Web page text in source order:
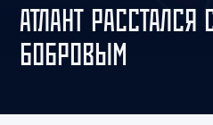
АТЛАНТ
БОБРОВЫМ